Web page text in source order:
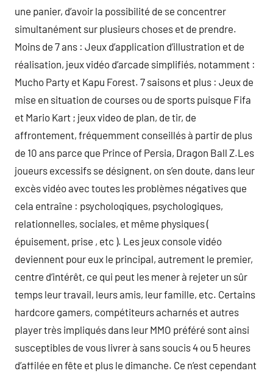
une panier, d’avoir la possibilité de se concentrer
simultanément sur plusieurs choses et de prendre.
Moins de 7 ans : Jeux d’application d’illustration et de
réalisation, jeux vidéo d’arcade simplifiés, notamment :
Mucho Party et Kapu Forest. 7 saisons et plus : Jeux de
mise en situation de courses ou de sports puisque Fifa
et Mario Kart ; jeux video de plan, de tir, de
affrontement, fréquemment conseillés à partir de plus
de 10 ans parce que Prince of Persia, Dragon Ball Z.Les
joueurs excessifs se désignent, on s’en doute, dans leur
excès vidéo avec toutes les problèmes négatives que
cela entraîne : psycholoqiques, psychologiques,
relationnelles, sociales, et même physiques (
épuisement, prise , etc ). Les jeux console vidéo
deviennent pour eux le principal, autrement le premier,
centre d’intérêt, ce qui peut les mener à rejeter un sûr
temps leur travail, leurs amis, leur famille, etc. Certains
hardcore gamers, compétiteurs acharnés et autres
player très impliqués dans leur MMO préféré sont ainsi
susceptibles de vous livrer à sans soucis 4 ou 5 heures
d’affilée en fête et plus le dimanche. Ce n’est cependant